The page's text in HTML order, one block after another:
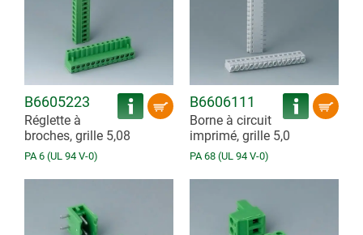
B6605223
Réglette à
broches, grille 5,08
PA 6 (UL 94 V-0)
B6606111
Borne à circuit
imprimé, grille 5,0
PA 68 (UL 94 V-0)